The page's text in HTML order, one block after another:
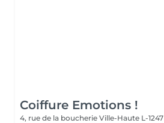
Coiffure Emotions !
4, rue de la boucherie Ville-Haute L-1247